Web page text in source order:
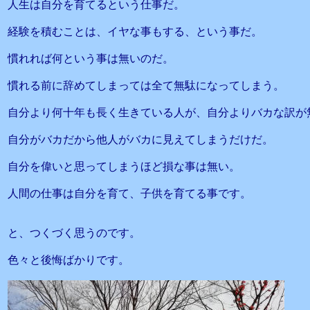
人生は自分を育てるという仕事だ。
経験を積むことは、イヤな事もする、という事だ。
慣れれば何という事は無いのだ。
慣れる前に辞めてしまっては全て無駄になってしまう。
自分より何十年も長く生きている人が、自分よりバカな訳が
自分がバカだから他人がバカに見えてしまうだけだ。
自分を偉いと思ってしまうほど損な事は無い。
人間の仕事は自分を育て、子供を育てる事です。
と、つくづく思うのです。
色々と後悔ばかりです。